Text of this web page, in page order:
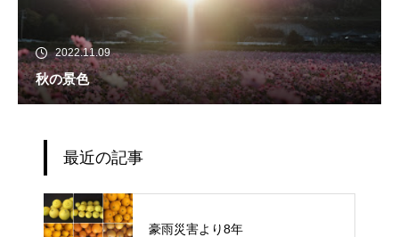
2022.11.09
秋の景色
最近の記事
豪雨災害より8年